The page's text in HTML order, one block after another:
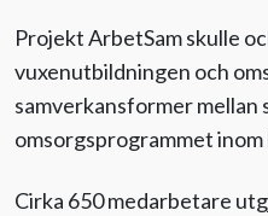
Projekt ArbetSam skulle
vuxenutbildningen och
samverkansformer mellan
omsorgsprogrammet
Cirka 650 medarbetare